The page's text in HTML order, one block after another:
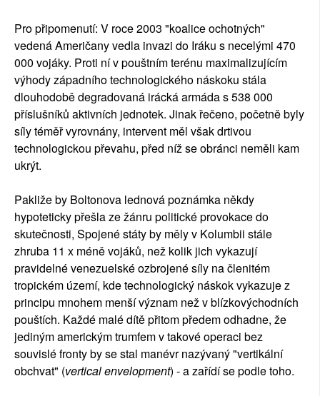
Pro připomenutí: V roce 2003 "koalice ochotných"
vedená Američany vedla invazi do Iráku s necelými 470
000 vojáky. Proti ní v pouštním terénu maximalizujícím
výhody západního technologického náskoku stála
dlouhodobě degradovaná irácká armáda s 538 000
příslušníků aktivních jednotek. Jinak řečeno, početně byly
síly téměř vyrovnány, intervent měl však drtivou
technologickou převahu, před níž se obránci neměli kam
ukrýt.
Pakliže by Boltonova lednová poznámka někdy
hypoteticky přešla ze žánru politické provokace do
skutečnosti, Spojené státy by měly v Kolumbii stále
zhruba 11 x méně vojáků, než kolik jich vykazují
pravidelné venezuelské ozbrojené síly na členitém
tropickém území, kde technologický náskok vykazuje z
principu mnohem menší význam než v blízkovýchodních
pouštích. Každé malé dítě přitom předem odhadne, že
jediným americkým trumfem v takové operaci bez
souvislé fronty by se stal manévr nazývaný "vertikální
obchvat" (vertical envelopment) - a zařídí se podle toho.